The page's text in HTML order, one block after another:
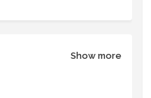
Show more